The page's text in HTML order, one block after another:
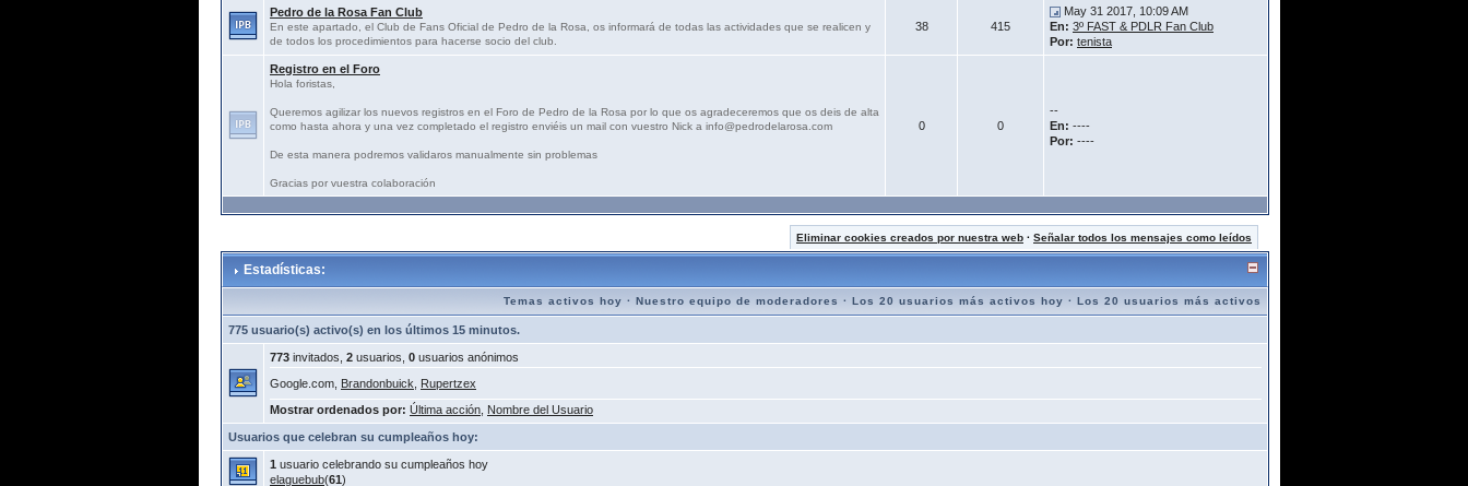
Pedro de la Rosa Fan Club
En este apartado, el Club de Fans Oficial de Pedro de la Rosa, os informará de todas las actividades que se realicen y
de todos los procedimientos para hacerse socio del club.
38 415
May 31 2017, 10:09 AM
En: 3º FAST & PDLR Fan Club
Por: tenista
Registro en el Foro
Hola foristas,
Queremos agilizar los nuevos registros en el Foro de Pedro de la Rosa por lo que os agradeceremos que os deis de alta
como hasta ahora y una vez completado el registro enviéis un mail con vuestro Nick a info@pedrodelarosa.com
De esta manera podremos validaros manualmente sin problemas
Gracias por vuestra colaboración
0 0
--
En: ----
Por: ----
Eliminar cookies creados por nuestra web · Señalar todos los mensajes como leídos
Estadísticas:
Temas activos hoy · Nuestro equipo de moderadores · Los 20 usuarios más activos hoy · Los 20 usuarios más activos
775 usuario(s) activo(s) en los últimos 15 minutos.
773 invitados, 2 usuarios, 0 usuarios anónimos
Google.com, Brandonbuick
Rupertzex
Mostrar ordenados por: Última acción Nombre del Usuario
Usuarios que celebran su cumpleaños hoy:
1 usuario celebrando su cumpleaños hoy
elaguebub(61)